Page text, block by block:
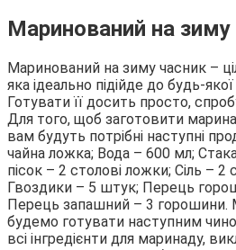
Маринований на зиму
Маринований на зиму часник –
яка ідеально підійде до будь-
Готувати її досить просто,
Для того, щоб заготовити
вам будуть потрібні наступні
чайна ложка; Вода – 600 мл;
пісок – 2 столові ложки; Сіль – 2
Гвоздики – 5 штук; Перець
Перець запашний – 3 горошини.
будемо готувати наступним
всі інгредієнти для маринаду,